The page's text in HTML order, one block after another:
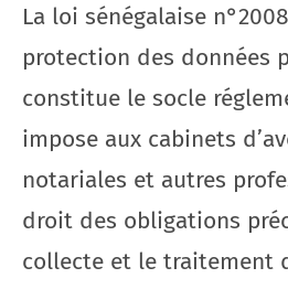
La loi sénégalaise
protection des données
constitue le socle
impose aux cabinets
notariales et autres
droit des obligations
collecte et le traitement